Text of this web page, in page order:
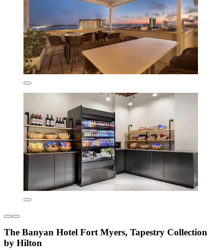
The Banyan Hotel Fort Myers, Tapestry Collection
by Hilton